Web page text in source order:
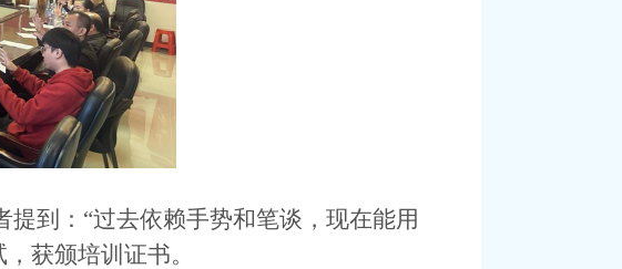
提到： “过去依赖手势和笔谈，现在能用
获颁培训证书。